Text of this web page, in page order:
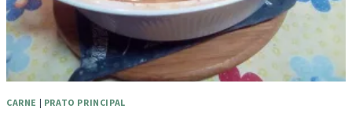
CARNE | PRATO PRINCIPAL